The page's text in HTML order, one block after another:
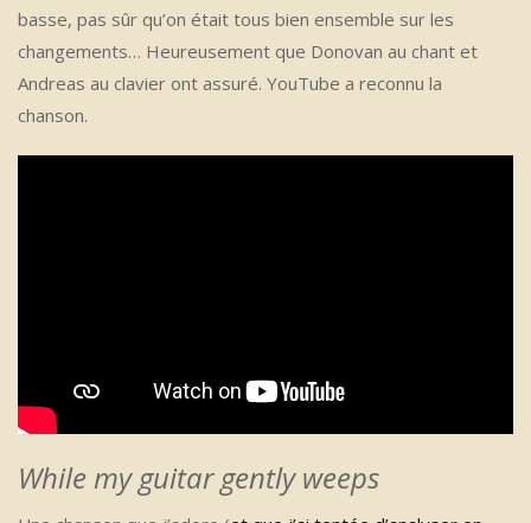
basse, pas sûr qu’on était tous bien ensemble sur les
changements… Heureusement que Donovan au chant et
Andreas au clavier ont assuré. YouTube a reconnu la
chanson.
While my guitar gently weeps